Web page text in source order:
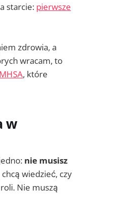
starcie: pierwsze
zdrowia, a
wracam, to
, które
w
nie musisz
wiedzieć, czy
Nie muszą